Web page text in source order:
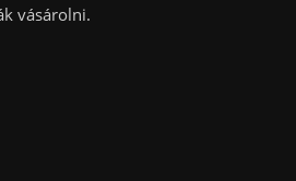
vásárolni.